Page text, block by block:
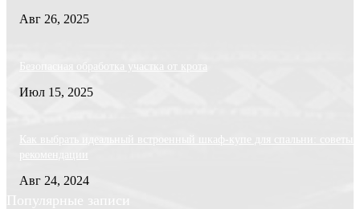
Авг 26, 2025
Безопасная обработка участка от крота
Июл 15, 2025
Как выбрать идеальный встроенный шкаф-купе для спальни: советы
рекомендации
Авг 24, 2024
Популярные записи